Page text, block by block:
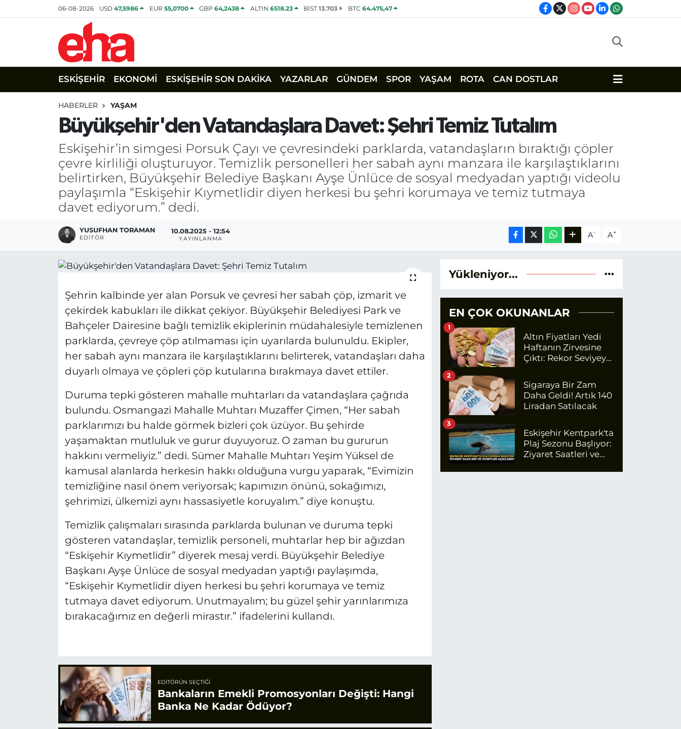
06-08-2026 USD47,5986 EUR 55,0700 GBP64,2438 ALTIN 6518.23 BİST13.703 BTC 64.475,47
ESKİŞEHİR EKONOMİ ESKİŞEHİR SON DAKİKA YAZARLAR GÜNDEM SPOR YAŞAM ROTA CAN DOSTLAR
HABERLER YAŞAM
Büyükşehir'den Vatandaşlara Davet: Şehri Temiz Tutalım
Eskişehir’in simgesi Porsuk Çayı ve çevresindeki parklarda, vatandaşların bıraktığı çöpler
çevre kirliliği oluşturuyor. Temizlik personelleri her sabah aynı manzara ile karşılaştıklarını
belirtirken, Büyükşehir Belediye Başkanı Ayşe Ünlüce de sosyal medyadan yaptığı videolu
paylaşımla “Eskişehir Kıymetlidir diyen herkesi bu şehri korumaya ve temiz tutmaya
davet ediyorum.” dedi.
YUSUFHAN TORAMAN
EDITÖR
10.08.2025 - 12:54
YAYINLANMA A- A+
Şehrin kalbinde yer alan Porsuk ve çevresi her sabah çöp, izmarit ve
çekirdek kabukları ile dikkat çekiyor. Büyükşehir Belediyesi Park ve
Bahçeler Dairesine bağlı temizlik ekiplerinin müdahalesiyle temizlenen
parklarda, çevreye çöp atılmaması için uyarılarda bulunuldu. Ekipler,
her sabah aynı manzara ile karşılaştıklarını belirterek, vatandaşları daha
duyarlı olmaya ve çöpleri çöp kutularına bırakmaya davet ettiler.
Duruma tepki gösteren mahalle muhtarları da vatandaşlara çağrıda
bulundu. Osmangazi Mahalle Muhtarı Muzaffer Çimen, “Her sabah
parklarımızı bu halde görmek bizleri çok üzüyor. Bu şehirde
yaşamaktan mutluluk ve gurur duyuyoruz. O zaman bu gururun
hakkını vermeliyiz.” dedi. Sümer Mahalle Muhtarı Yeşim Yüksel de
kamusal alanlarda herkesin hakkı olduğuna vurgu yaparak, “Evimizin
temizliğine nasıl önem veriyorsak; kapımızın önünü, sokağımızı,
şehrimizi, ülkemizi aynı hassasiyetle koruyalım.” diye konuştu.
Temizlik çalışmaları sırasında parklarda bulunan ve duruma tepki
gösteren vatandaşlar, temizlik personeli, muhtarlar hep bir ağızdan
“Eskişehir Kıymetlidir” diyerek mesaj verdi. Büyükşehir Belediye
Başkanı Ayşe Ünlüce de sosyal medyadan yaptığı paylaşımda,
“Eskişehir Kıymetlidir diyen herkesi bu şehri korumaya ve temiz
tutmaya davet ediyorum. Unutmayalım; bu güzel şehir yarınlarımıza
bırakacağımız en değerli mirastır.” ifadelerini kullandı.
EDITÖRÜN SEÇTIĞI
Bankaların Emekli Promosyonları Değişti: Hangi
Banka Ne Kadar Ödüyor?
Yükleniyor...
EN ÇOK OKUNANLAR
Altın Fiyatları Yedi
Haftanın Zirvesine
Çıktı: Rekor Seviyeye
1
Sigaraya Bir Zam
Daha Geldi! Artık 140
Liradan Satılacak
2
Eskişehir Kentpark'ta
Plaj Sezonu Başlıyor:
Ziyaret Saatleri ve
3